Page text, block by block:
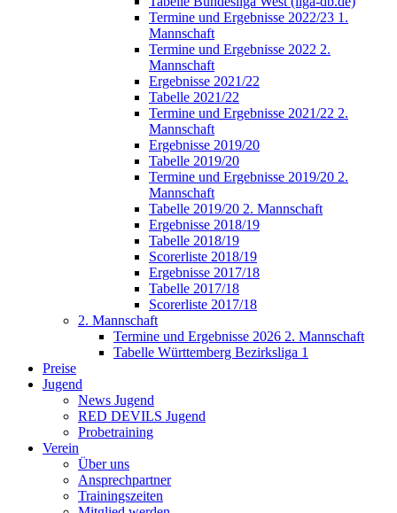
Termine und Ergebnisse 2022/23 1.
Mannschaft
Termine und Ergebnisse 2022 2.
Mannschaft
Ergebnisse 2021/22
Tabelle 2021/22
Termine und Ergebnisse 2021/22 2.
Mannschaft
Ergebnisse 2019/20
Tabelle 2019/20
Termine und Ergebnisse 2019/20 2.
Mannschaft
Tabelle 2019/20 2. Mannschaft
Ergebnisse 2018/19
Tabelle 2018/19
Scorerliste 2018/19
Ergebnisse 2017/18
Tabelle 2017/18
Scorerliste 2017/18
2. Mannschaft
Termine und Ergebnisse 2026 2. Mannschaft
Tabelle Württemberg Bezirksliga 1
Preise
Jugend
News Jugend
RED DEVILS Jugend
Probetraining
Verein
Über uns
Ansprechpartner
Trainingszeiten